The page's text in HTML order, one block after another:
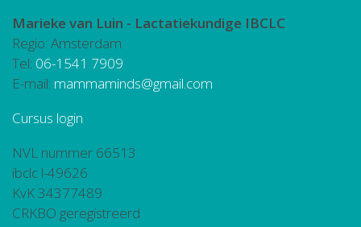
Marieke van Luin - Lactatiekundige IBCLC
Regio: Amsterdam
Tel: 06-1541 7909
E-mail: mammaminds@gmail.com
Cursus login
NVL nummer 66513
ibclc l-49626
KvK 34377489
CRKBO geregistreerd